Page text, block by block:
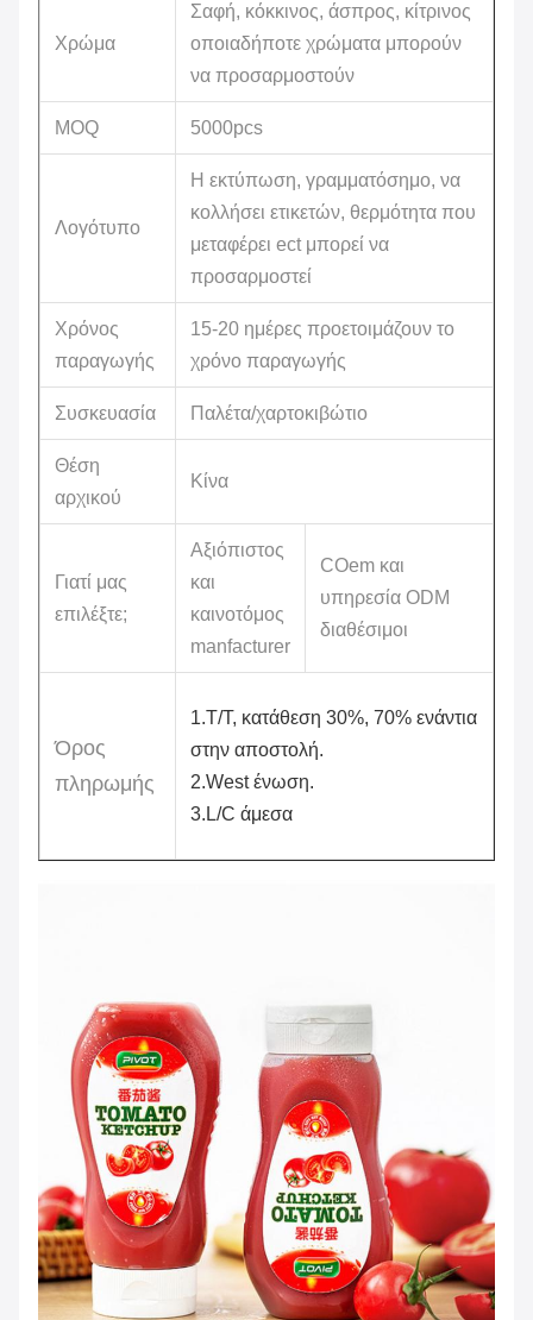
Χρώμα
Σαφή, κόκκινος, άσπρος, κίτρινος
οποιαδήποτε χρώματα μπορούν
να προσαρμοστούν
MOQ 5000pcs
Λογότυπο
Η εκτύπωση, γραμματόσημο, να
κολλήσει ετικετών, θερμότητα που
μεταφέρει ect μπορεί να
προσαρμοστεί
Χρόνος
παραγωγής
15-20 ημέρες προετοιμάζουν το
χρόνο παραγωγής
Συσκευασία Παλέτα/χαρτοκιβώτιο
Θέση
αρχικού
Κίνα
Γιατί μας
επιλέξτε;
Αξιόπιστος
και
καινοτόμος
manfacturer
COem και
υπηρεσία ODM
διαθέσιμοι
Όρος
πληρωμής
1.T/T, κατάθεση 30%, 70% ενάντια
στην αποστολή.
2.West ένωση.
3.L/C άμεσα